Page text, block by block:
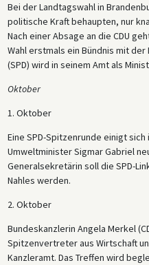
Bei der Landtagswahl in
politische Kraft behaupten, nur
Nach einer Absage an die CDU
Wahl erstmals ein Bündnis mit
(SPD) wird in seinem Amt als
Oktober
1. Oktober
Eine SPD-Spitzenrunde einigt
Umweltminister Sigmar Gabriel
Generalsekretärin soll die SPD-
Nahles werden.
2. Oktober
Bundeskanzlerin Angela Merkel
Spitzenvertreter aus Wirtschaft
Kanzleramt. Das Treffen wird